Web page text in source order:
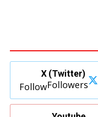
X (Twitter)
Followers
Follow